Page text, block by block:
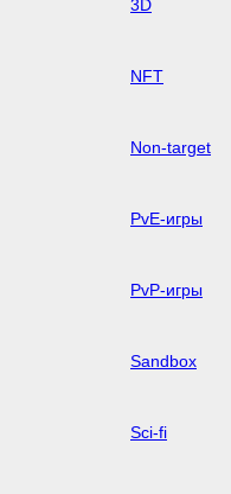
3D
NFT
Non-target
PvE-игры
PvP-игры
Sandbox
Sci-fi